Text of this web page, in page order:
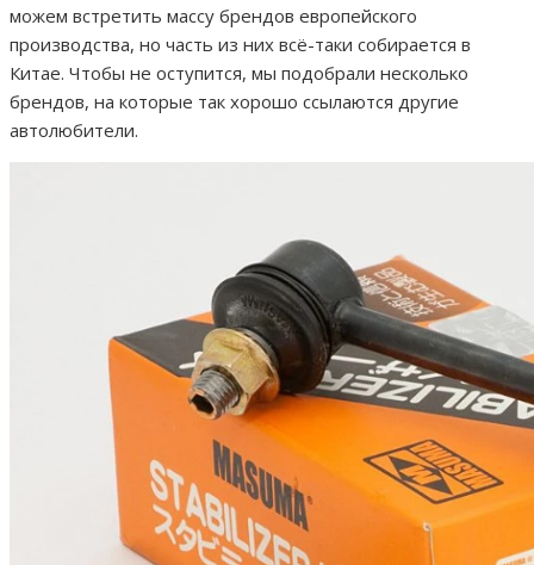
можем встретить массу брендов европейского
производства, но часть из них всё-таки собирается в
Китае. Чтобы не оступится, мы подобрали несколько
брендов, на которые так хорошо ссылаются другие
автолюбители.